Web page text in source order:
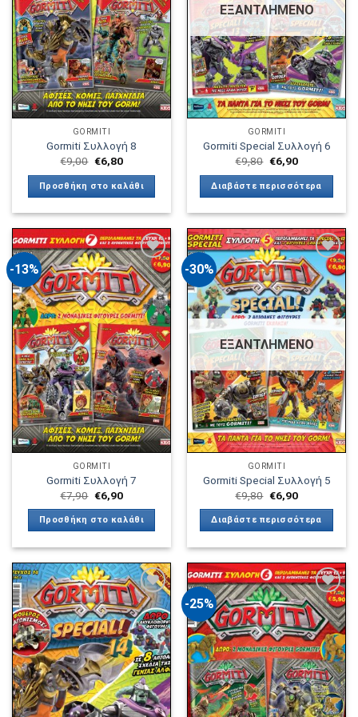
μπορούν
να
επιλεγούν
στη
σελίδα
του
προϊόντος
GORMITI
Gormiti Συλλογή 8
€9,00 Original
price
€9,00.
€6,80Η
τιμή
είναι:
€6,80.
Προσθήκη στο καλάθι
ΕΞΑΝΤΛΗΜΈΝΟ
GORMITI
Gormiti Special Συλλογή 6
€9,80 Original
price
€9,80.
€6,90Η
τιμή
είναι:
€6,90.
Διαβάστε περισσότερα
-13%
Πρόσθήκη
στην λίστα
επιθυμιών
GORMITI
Gormiti Συλλογή 7
€7,90 Original
price
was:
€7,90.
€6,90Η
τιμή
είναι:
Προσθήκη στο καλάθι
-30%
Πρόσθήκη
στην λίστα
επιθυμιών
ΕΞΑΝΤΛΗΜΈΝΟ
GORMITI
Gormiti Special Συλλογή 5
€9,80 Original
price
was:
€9,80.
€6,90Η
τιμή
είναι:
Διαβάστε περισσότερα
Πρόσθήκη
στην λίστα
επιθυμιών
-25%
Πρόσθήκη
στην λίστα
επιθυμιών